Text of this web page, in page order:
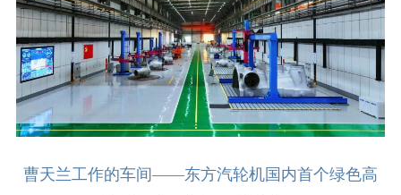
曹天兰工作的车间——东方汽轮机国内首个绿色高